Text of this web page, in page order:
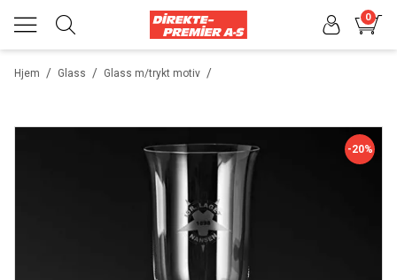
0
/
Hjem /
Glass /
Glass m/trykt motiv
-20%